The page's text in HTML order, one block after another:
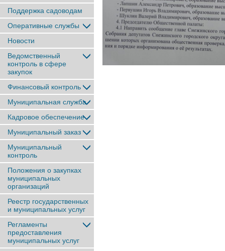
Поддержка садоводам
Оперативные службы
Новости
Ведомственный
контроль в сфере
закупок
Финансовый контроль
Муниципальная служба
Кадровое обеспечение
Муниципальный заказ
Муниципальный
контроль
Положения о закупках
муниципальных
организаций
Реестр государственных
и муниципальных услуг
Регламенты
предоставления
муниципальных услуг